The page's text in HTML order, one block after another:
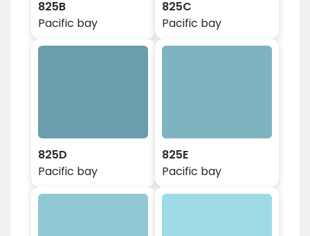
825B
Pacific bay
825C
Pacific bay
825D
Pacific bay
825E
Pacific bay